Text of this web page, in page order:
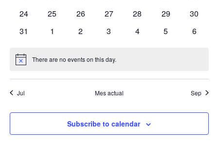
0
24
0
25
0
26
0
27
0
28
0
29
0
30
0
31
0
1
0
2
0
3
0
4
0
5
0
6
Notice There are no events on this day.
Jul Mes actual Sep
Subscribe to calendar